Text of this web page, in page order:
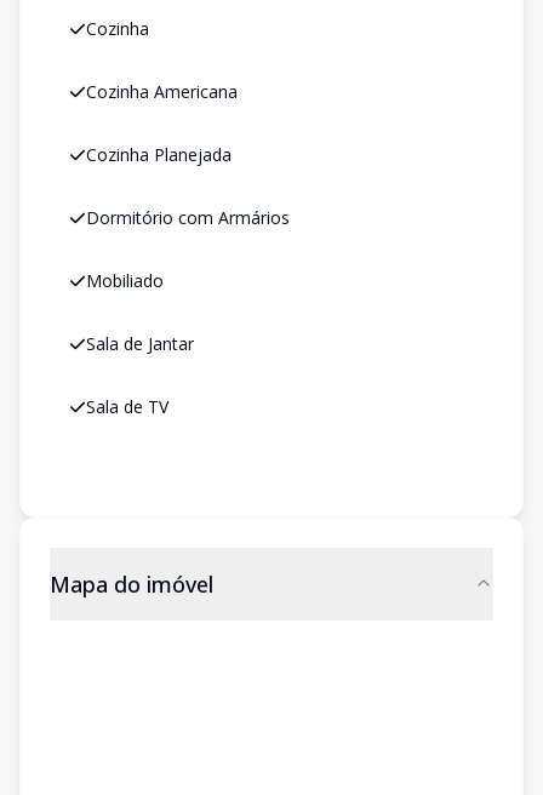
Cozinha
Cozinha Americana
Cozinha Planejada
Dormitório com Armários
Mobiliado
Sala de Jantar
Sala de TV
Mapa do imóvel